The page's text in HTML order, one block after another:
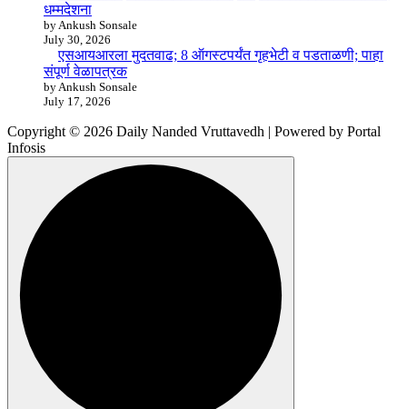
धम्मदेशना
by Ankush Sonsale
July 30, 2026
एसआयआरला मुदतवाढ; 8 ऑगस्टपर्यंत गृहभेटी व पडताळणी; पाहा
संपूर्ण वेळापत्रक
by Ankush Sonsale
July 17, 2026
Copyright © 2026 Daily Nanded Vruttavedh | Powered by Portal
Infosis